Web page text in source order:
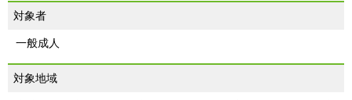
対象者
一般成人
対象地域